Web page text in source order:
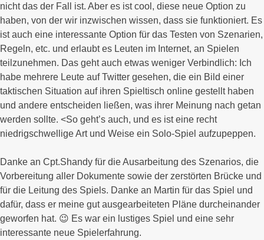
nicht das der Fall ist. Aber es ist cool, diese neue Option zu
haben, von der wir inzwischen wissen, dass sie funktioniert. Es
ist auch eine interessante Option für das Testen von Szenarien,
Regeln, etc. und erlaubt es Leuten im Internet, an Spielen
teilzunehmen. Das geht auch etwas weniger Verbindlich: Ich
habe mehrere Leute auf Twitter gesehen, die ein Bild einer
taktischen Situation auf ihren Spieltisch online gestellt haben
und andere entscheiden ließen, was ihrer Meinung nach getan
werden sollte. <So geht’s auch, und es ist eine recht
niedrigschwellige Art und Weise ein Solo-Spiel aufzupeppen.
Danke an Cpt.Shandy für die Ausarbeitung des Szenarios, die
Vorbereitung aller Dokumente sowie der zerstörten Brücke und
für die Leitung des Spiels. Danke an Martin für das Spiel und
dafür, dass er meine gut ausgearbeiteten Pläne durcheinander
geworfen hat. 😉 Es war ein lustiges Spiel und eine sehr
interessante neue Spielerfahrung.